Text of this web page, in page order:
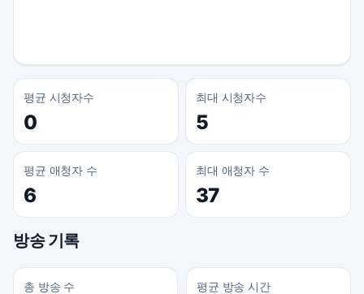
평균 시청자수
0
최대 시청자수
5
평균 애청자 수
6
최대 애청자 수
37
방송 기록
총 방송 수 평균 방송 시간